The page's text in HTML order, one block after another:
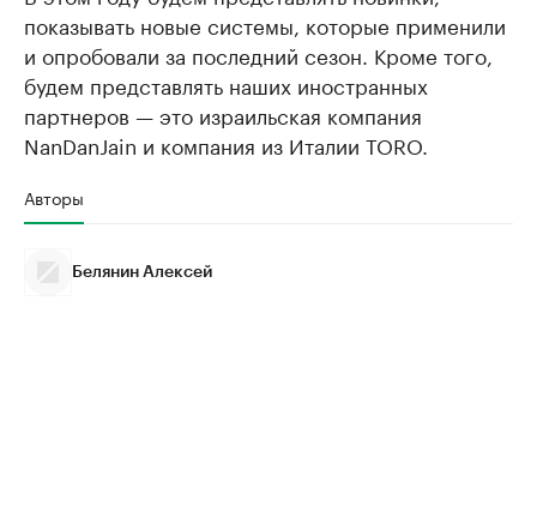
показывать новые системы, которые применили
и опробовали за последний сезон. Кроме того,
будем представлять наших иностранных
партнеров — это израильская компания
NanDanJain и компания из Италии TORO.
Авторы
Белянин Алексей